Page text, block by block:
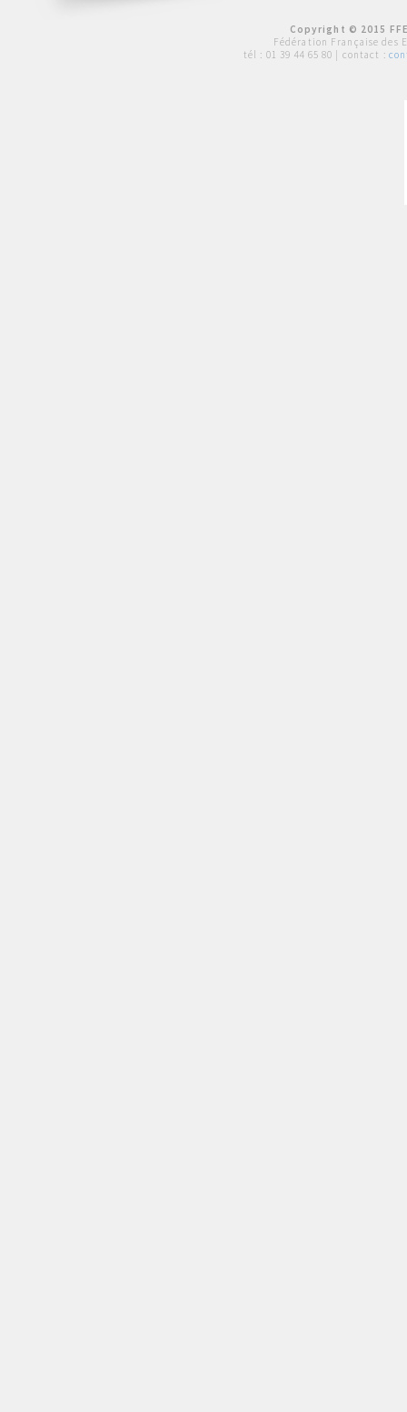
Copyright © 2015
Fédération Française des
tél : 01 39 44 65 80 | contact :